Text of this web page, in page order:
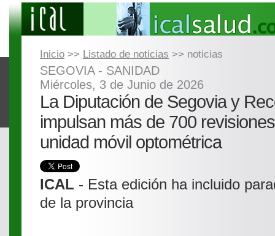
Inicio >> Listado de noticias >> noticias
SEGOVIA - SANIDAD
Miércoles, 3 de Junio de 2026
La Diputación de Segovia y
impulsan más de 700
unidad móvil optométrica
ICAL - Esta edición ha incluido
de la provincia